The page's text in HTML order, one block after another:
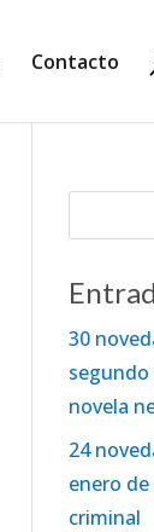
Contacto
30
novela
24
enero
criminal